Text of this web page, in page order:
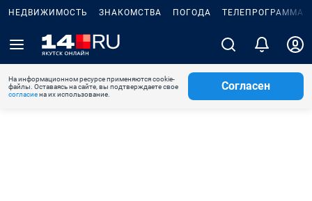
НЕДВИЖИМОСТЬ ЗНАКОМСТВА ПОГОДА ТЕЛЕПРОГРАММА
На информационном ресурсе применяются cookie-
файлы. Оставаясь на сайте, вы подтверждаете свое
согласиена их использование.
Согласен